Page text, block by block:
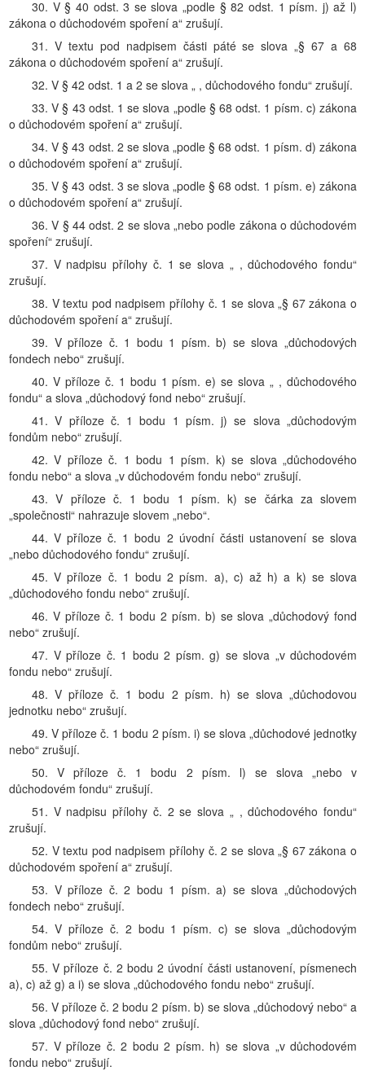
30. V § 40 odst. 3 se slova „podle § 82 odst. 1 písm. j) až l)
zákona o důchodovém spoření a“ zrušují.
31. V textu pod nadpisem části páté se slova „§ 67 a 68
zákona o důchodovém spoření a“ zrušují.
32. V § 42 odst. 1 a 2 se slova „ , důchodového fondu“ zrušují.
33. V § 43 odst. 1 se slova „podle § 68 odst. 1 písm. c) zákona
o důchodovém spoření a“ zrušují.
34. V § 43 odst. 2 se slova „podle § 68 odst. 1 písm. d) zákona
o důchodovém spoření a“ zrušují.
35. V § 43 odst. 3 se slova „podle § 68 odst. 1 písm. e) zákona
o důchodovém spoření a“ zrušují.
36. V § 44 odst. 2 se slova „nebo podle zákona o důchodovém
spoření“ zrušují.
37. V nadpisu přílohy č. 1 se slova „ , důchodového fondu“
zrušují.
38. V textu pod nadpisem přílohy č. 1 se slova „§ 67 zákona o
důchodovém spoření a“ zrušují.
39. V příloze č. 1 bodu 1 písm. b) se slova „důchodových
fondech nebo“ zrušují.
40. V příloze č. 1 bodu 1 písm. e) se slova „ , důchodového
fondu“ a slova „důchodový fond nebo“ zrušují.
41. V příloze č. 1 bodu 1 písm. j) se slova „důchodovým
fondům nebo“ zrušují.
42. V příloze č. 1 bodu 1 písm. k) se slova „důchodového
fondu nebo“ a slova „v důchodovém fondu nebo“ zrušují.
43. V příloze č. 1 bodu 1 písm. k) se čárka za slovem
„společnosti“ nahrazuje slovem „nebo“.
44. V příloze č. 1 bodu 2 úvodní části ustanovení se slova
„nebo důchodového fondu“ zrušují.
45. V příloze č. 1 bodu 2 písm. a), c) až h) a k) se slova
„důchodového fondu nebo“ zrušují.
46. V příloze č. 1 bodu 2 písm. b) se slova „důchodový fond
nebo“ zrušují.
47. V příloze č. 1 bodu 2 písm. g) se slova „v důchodovém
fondu nebo“ zrušují.
48. V příloze č. 1 bodu 2 písm. h) se slova „důchodovou
jednotku nebo“ zrušují.
49. V příloze č. 1 bodu 2 písm. i) se slova „důchodové jednotky
nebo“ zrušují.
50. V příloze č. 1 bodu 2 písm. l) se slova „nebo v
důchodovém fondu“ zrušují.
51. V nadpisu přílohy č. 2 se slova „ , důchodového fondu“
zrušují.
52. V textu pod nadpisem přílohy č. 2 se slova „§ 67 zákona o
důchodovém spoření a“ zrušují.
53. V příloze č. 2 bodu 1 písm. a) se slova „důchodových
fondech nebo“ zrušují.
54. V příloze č. 2 bodu 1 písm. c) se slova „důchodovým
fondům nebo“ zrušují.
55. V příloze č. 2 bodu 2 úvodní části ustanovení, písmenech
a), c) až g) a i) se slova „důchodového fondu nebo“ zrušují.
56. V příloze č. 2 bodu 2 písm. b) se slova „důchodový nebo“ a
slova „důchodový fond nebo“ zrušují.
57. V příloze č. 2 bodu 2 písm. h) se slova „v důchodovém
fondu nebo“ zrušují.